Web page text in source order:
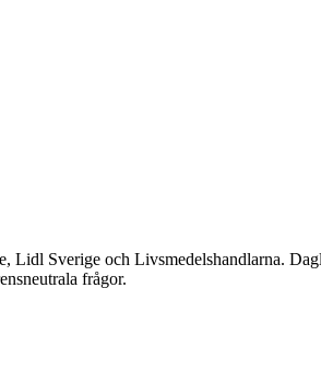
Lidl Sverige och Livsmedelshandlarna.
frågor.